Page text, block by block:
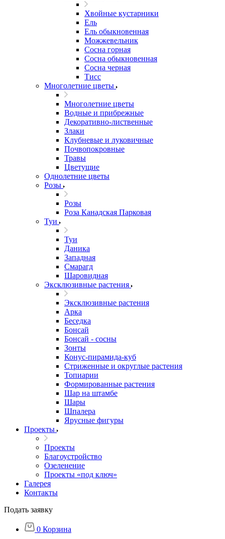
Хвойные кустарники
Ель
Ель обыкновенная
Можжевельник
Сосна горная
Сосна обыкновенная
Сосна черная
Тисс
Многолетние цветы
Многолетние цветы
Водные и прибрежные
Декоративно-лиственные
Злаки
Клубневые и луковичные
Почвопокровные
Травы
Цветущие
Однолетние цветы
Розы
Розы
Роза Канадская Парковая
Туи
Туи
Даника
Западная
Смарагд
Шаровидная
Эксклюзивные растения
Эксклюзивные растения
Арка
Беседка
Бонсай
Бонсай - сосны
Зонты
Конус-пирамида-куб
Стриженные и округлые растения
Топиарии
Формированные растения
Шар на штамбе
Шары
Шпалера
Ярусные фигуры
Проекты
Проекты
Благоустройство
Озеленение
Проекты «под ключ»
Галерея
Контакты
Подать заявку
0 Корзина